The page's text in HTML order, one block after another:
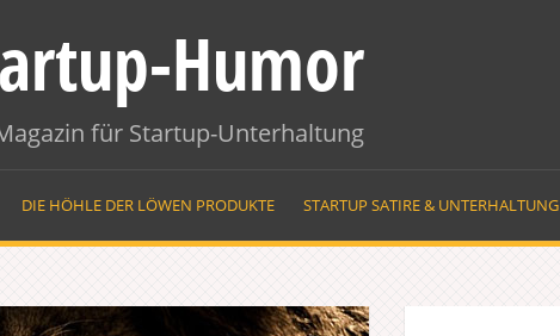
Humor
für Startup-Unterhaltung
DIE HÖHLE DER LÖWEN PRODUKTE STARTUP SATIRE & UNTERHALTUNG